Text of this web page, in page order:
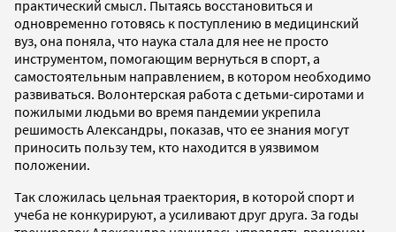
практический смысл. Пытаясь восстановиться и
одновременно готовясь к поступлению в медицинский
вуз, она поняла, что наука стала для нее не просто
инструментом, помогающим вернуться в спорт, а
самостоятельным направлением, в котором необходимо
развиваться. Волонтерская работа с детьми-сиротами и
пожилыми людьми во время пандемии укрепила
решимость Александры, показав, что ее знания могут
приносить пользу тем, кто находится в уязвимом
положении.
Так сложилась цельная траектория, в которой спорт и
учеба не конкурируют, а усиливают друг друга. За годы